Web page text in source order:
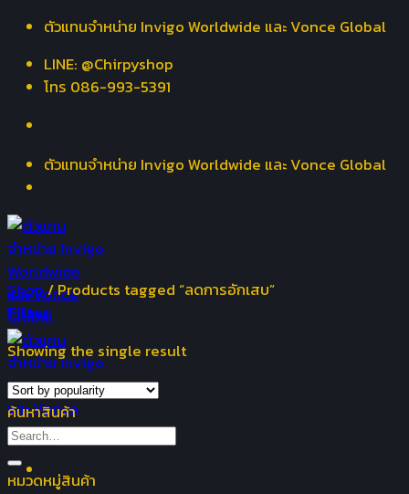
Skip
content
ตัวแทนจำหน่าย Invigo Worldwide และ Vonce Global
LINE: @Chirpyshop
โทร 086-993-5391
ตัวแทนจำหน่าย Invigo Worldwide และ Vonce Global
Shop/Products tagged “ลดการอักเสบ”
Filter
Showing the single result
ค้นหาสินค้า
Search
for:
หมวดหมู่สินค้า